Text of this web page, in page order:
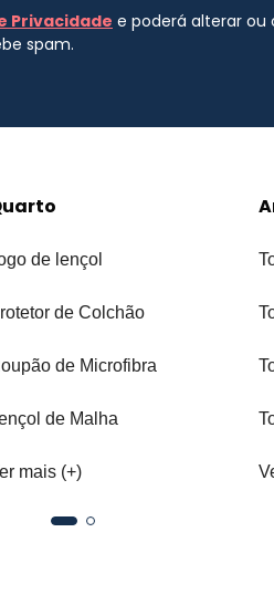
Privacidade e poderá alterar
spam.
de lençol
de Colchão
de Microfibra
de Malha
mais (+)